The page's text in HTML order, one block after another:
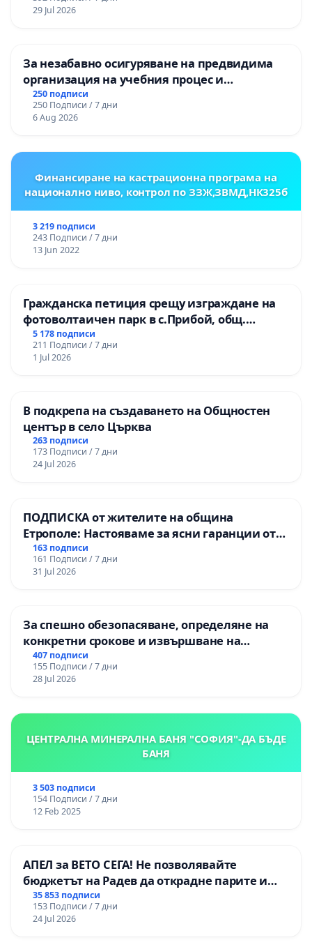
ЗАБЕЛЕЖИТЕЛНОСТ „ХЪЛМ НА
ОСВОБОДИТЕЛИТЕ“ (БУНАРДЖИК)
29 Jul 2026
За незабавно осигуряване на предвидима
организация на учебния процес и
гарантиране на правото на равнопоставено
и качествено образование на учениците от
ОУ „Княз Александър I“ и Хуманитарна
250 подписи
250 Подписи / 7 дни
6 Aug 2026
Финансиране на кастрационна програма на
национално ниво, контрол по ЗЗЖ,ЗВМД,НК325б
3 219 подписи
243 Подписи / 7 дни
13 Jun 2022
Гражданска петиция срещу изграждане на
фотоволтаичен парк в с.Прибой, общ.
Радомир
5 178 подписи
211 Подписи / 7 дни
1 Jul 2026
В подкрепа на създаването на Общностен
център в село Църква
263 подписи
173 Подписи / 7 дни
24 Jul 2026
ПОДПИСКА от жителите на община
Етрополе: Настояваме за ясни гаранции от
“Елаците-МЕД” АД и от държавата, че ще се
изпълнят всички екологични норми!
163 подписи
161 Подписи / 7 дни
31 Jul 2026
За спешно обезопасяване, определяне на
конкретни срокове и извършване на
цялостна рехабилитация на
републиканския път между пътен възел АМ
„Тракия“ - гр. Ихтиман - с. Мирово - к.к.
407 подписи
155 Подписи / 7 дни
28 Jul 2026
ЦЕНТРАЛНА МИНЕРАЛНА БАНЯ "СОФИЯ"-ДА БЪДЕ
БАНЯ
3 503 подписи
154 Подписи / 7 дни
12 Feb 2025
АПЕЛ за ВЕТО СЕГА! Не позволявайте
бюджетът на Радев да открадне парите и
правата ни в тъмното
35 853 подписи
153 Подписи / 7 дни
24 Jul 2026